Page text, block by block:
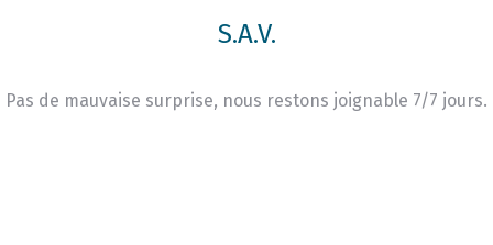
S.A.V.
Pas de mauvaise surprise, nous restons joignable 7/7 jours.